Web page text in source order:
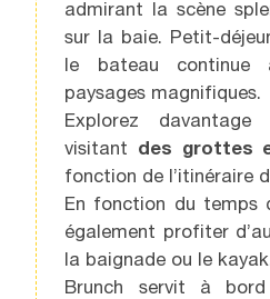
admirant la scène
sur la baie. Petit-
le bateau continue
paysages magnifiques.
Explorez
visitant des grottes
fonction de l’itinéraire
En fonction du temps
également profiter
la baignade ou le
Brunch servit à